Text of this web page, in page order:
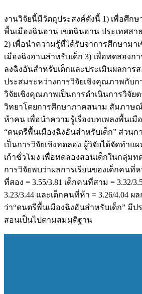
งานวิจัยนี้มีวัตถุประสงค์ดังนี้ 1) เพื่อศึก
พื้นเมืองฉินอาน เขตฉินอาน ประเทศส
2) เพื่อนำความรู้ที่ได้รับจาการศึกษามา
เมืองฉิงอานสำหรับเด็ก 3) เพื่อทดสองก
ลงฉิงอันสำหรับเด็กและประเมินผลการ
ประสมระหว่างการวิจัยเชิงคุณภาพกับก
วิจัยเชิงคุณภาพเป็นการดำเนินการวิจัย
วิทยาโดยการศึกษาภาคสนาม สัมภาษ
ห้าคน เพื่อนำความรู้เรื่องบทเพลงพื้นเมื
“ดนตรีพื้นเมืองฉิงอันสำหรับเด็ก” ส่วนก
เป็นการวิจัยเชิงทดลอง ผู้วิจัยได้จัดทำแ
เก้าชั่วโมง เพื่อทดลองสอนเด็กในกลุ่ม
การวิจัยพบว่าผลการเรียนของเด็กคนที่ห
ที่สอง = 3.55/3.81 เด็กคนที่สาม = 3.32/
3.23/3.44 และเด็กคนที่ห้า = 3.26/4.04 ผ
ว่า“ดนตรีพื้นเมืองฉิงอันสำหรับเด็ก” มี
สอนเป็นไปตามสมมุติฐาน